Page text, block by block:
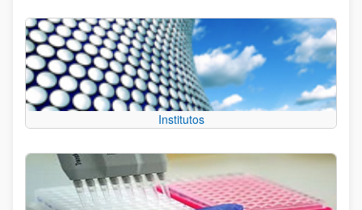
Institutos